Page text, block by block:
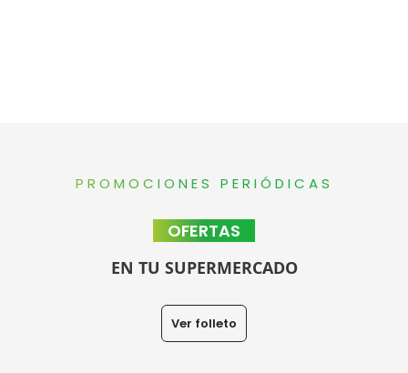
PROMOCIONES PERIÓDICAS
OFERTAS
EN TU SUPERMERCADO
Ver folleto